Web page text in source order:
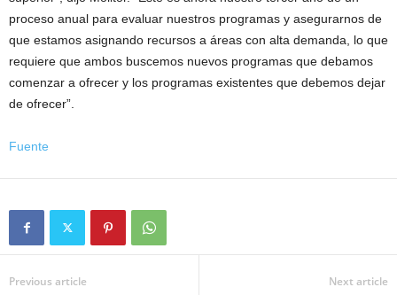
proceso anual para evaluar nuestros programas y asegurarnos de
que estamos asignando recursos a áreas con alta demanda, lo que
requiere que ambos buscemos nuevos programas que debamos
comenzar a ofrecer y los programas existentes que debemos dejar
de ofrecer”.
Fuente
Previous article Next article